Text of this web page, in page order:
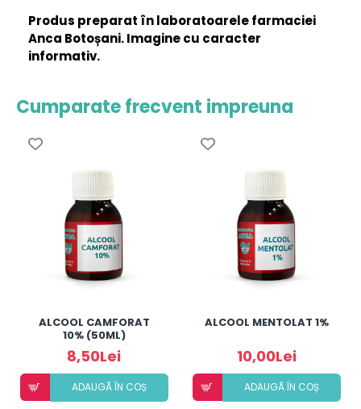
Produs preparat în laboratoarele farmaciei
Anca Botoșani. Imagine cu caracter
informativ.
Cumparate frecvent impreuna
ALCOOL CAMFORAT
10% (50ML)
8,50Lei
ADAUGÃ ÎN COȘ
ALCOOL MENTOLAT 1%
10,00Lei
ADAUGÃ ÎN COȘ